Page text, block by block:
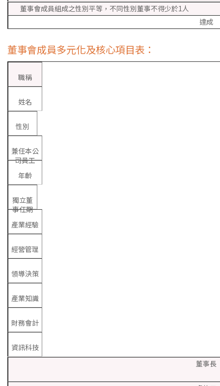
董事會成員組成之性別平等，不同性別董事不得少於1人
達成
董事會成員多元化及核心項目表：
職稱
姓名
性別
兼任本公
司員工
年齡
獨立董
事任期
產業經驗
經營管理
領導決策
產業知識
財務會計
資訊科技
董事長